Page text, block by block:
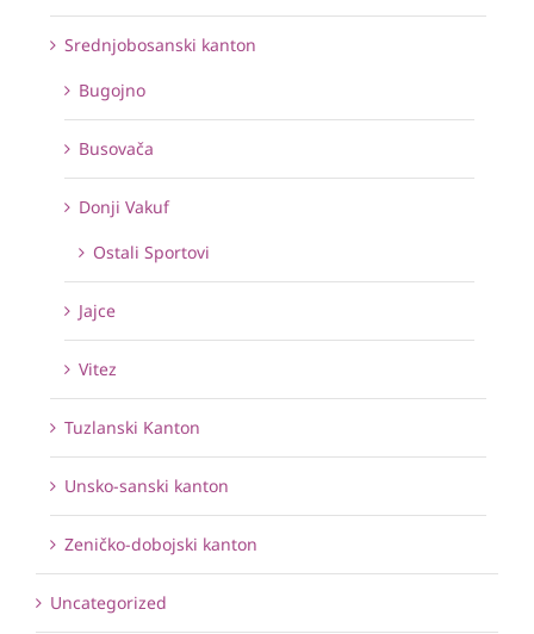
Srednjobosanski kanton
Bugojno
Busovača
Donji Vakuf
Ostali Sportovi
Jajce
Vitez
Tuzlanski Kanton
Unsko-sanski kanton
Zeničko-dobojski kanton
Uncategorized